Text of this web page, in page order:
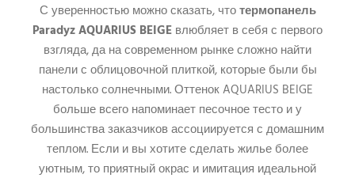
С уверенностью можно сказать, чтотермопанель
Paradyz AQUARIUS BEIGE влюбляет в себя с первого
взгляда, да на современном рынке сложно найти
панели с облицовочной плиткой, которые были бы
настолько солнечными. Оттенок AQUARIUS BEIGE
больше всего напоминает песочное тесто и у
большинства заказчиков ассоциируется с домашним
теплом. Если и вы хотите сделать жилье более
уютным, то приятный окрас и имитация идеальной